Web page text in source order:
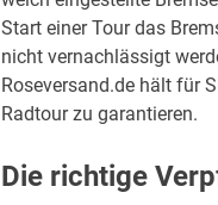
Start einer Tour das
nicht vernachlässigt
Roseversand.de hält für
Radtour zu garantieren.
Die richtige